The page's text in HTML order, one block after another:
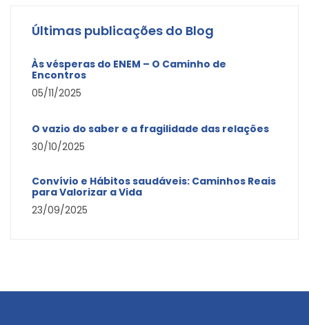
Últimas publicações do Blog
Às vésperas do ENEM – O Caminho de
Encontros
05/11/2025
O vazio do saber e a fragilidade das relações
30/10/2025
Convívio e Hábitos saudáveis: Caminhos Reais
para Valorizar a Vida
23/09/2025